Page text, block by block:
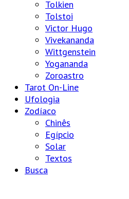
Tolkien
Tolstoi
Victor Hugo
Vivekananda
Wittgenstein
Yogananda
Zoroastro
Tarot On-Line
Ufologia
Zodíaco
Chinês
Egípcio
Solar
Textos
Busca